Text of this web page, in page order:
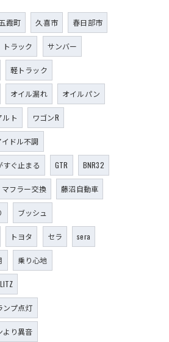
五霞町 久喜市 春日部市
トラック サンバー
軽トラック
オイル漏れ オイルパン
ルト ワゴンR
イドル不調
ぐ止まる GTR BNR32
マフラー交換 藤沼自動車
ブッシュ
トヨタ セラ sera
乗り心地
ンプ点灯
より異音